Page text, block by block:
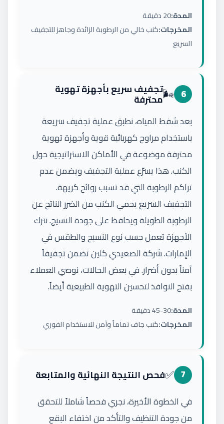
المدة:20 دقيقة
المخرجات:كنب خالي من الرطوبة الزائدة وجاهز للتجفيف
السريع
6
🌬️تجفيف سريع بأجهزة تهوية
محترفة
بعد شفط المياه، نطبق عملية تجفيف سريعة
باستخدام مراوح كهربائية قوية وأجهزة تهوية
محترفة موضوعة في الأماكن الاستراتيجية حول
الكنب. هذا يسرّع عملية التجفيف ويضمن عدم
تراكم الرطوبة التي قد تسبب روائح كريهة.
التجفيف السريع يحمي الكنب من الضرر الناتج عن
الرطوبة الطويلة ويحافظ على جودة النسيج. نترك
الأجهزة تعمل حسب نوع النسيج والطقس في
الإمارات. شركة الصعيدي كلين تضمن تجفيفاً
آمناً بدون أضرار. في بعض الحالات، نوصي العملاء
بفتح النوافذ لتحسين التهوية الطبيعية أيضاً.
المدة:30-45 دقيقة
المخرجات:كنب جاف تماماً وآمن للاستخدام الفوري
7
✅فحص النتيجة النهائية والمتابعة
في الخطوة الأخيرة، نجري فحصاً شاملاً للتحقق
من جودة التنظيف والتأكد من اختفاء البقع